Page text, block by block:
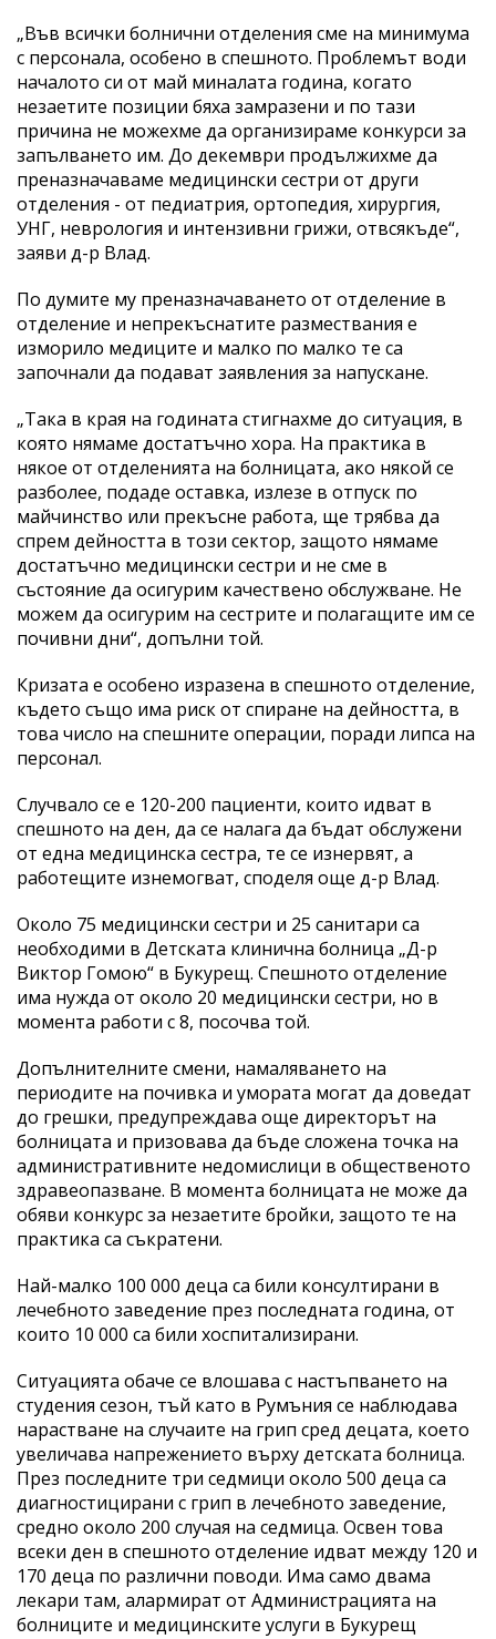
„Във всички болнични отделения сме на минимума
с персонала, особено в спешното. Проблемът води
началото си от май миналата година, когато
незаетите позиции бяха замразени и по тази
причина не можехме да организираме конкурси за
запълването им. До декември продължихме да
преназначаваме медицински сестри от други
отделения - от педиатрия, ортопедия, хирургия,
УНГ, неврология и интензивни грижи, отвсякъде“,
заяви д-р Влад.
По думите му преназначаването от отделение в
отделение и непрекъснатите размествания е
изморило медиците и малко по малко те са
започнали да подават заявления за напускане.
„Така в края на годината стигнахме до ситуация, в
която нямаме достатъчно хора. На практика в
някое от отделенията на болницата, ако някой се
разболее, подаде оставка, излезе в отпуск по
майчинство или прекъсне работа, ще трябва да
спрем дейността в този сектор, защото нямаме
достатъчно медицински сестри и не сме в
състояние да осигурим качествено обслужване. Не
можем да осигурим на сестрите и полагащите им се
почивни дни“, допълни той.
Кризата е особено изразена в спешното отделение,
където също има риск от спиране на дейността, в
това число на спешните операции, поради липса на
персонал.
Случвало се е 120-200 пациенти, които идват в
спешното на ден, да се налага да бъдат обслужени
от една медицинска сестра, те се изнервят, а
работещите изнемогват, споделя още д-р Влад.
Около 75 медицински сестри и 25 санитари са
необходими в Детската клинична болница „Д-р
Виктор Гомою“ в Букурещ. Спешното отделение
има нужда от около 20 медицински сестри, но в
момента работи с 8, посочва той.
Допълнителните смени, намаляването на
периодите на почивка и умората могат да доведат
до грешки, предупреждава още директорът на
болницата и призовава да бъде сложена точка на
административните недомислици в общественото
здравеопазване. В момента болницата не може да
обяви конкурс за незаетите бройки, защото те на
практика са съкратени.
Най-малко 100 000 деца са били консултирани в
лечебното заведение през последната година, от
които 10 000 са били хоспитализирани.
Ситуацията обаче се влошава с настъпването на
студения сезон, тъй като в Румъния се наблюдава
нарастване на случаите на грип сред децата, което
увеличава напрежението върху детската болница.
През последните три седмици около 500 деца са
диагностицирани с грип в лечебното заведение,
средно около 200 случая на седмица. Освен това
всеки ден в спешното отделение идват между 120 и
170 деца по различни поводи. Има само двама
лекари там, алармират от Администрацията на
болниците и медицинските услуги в Букурещ